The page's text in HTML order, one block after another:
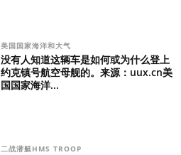
美国国家海洋和大气
没有人知道这辆车是如何或为什么登上
约克镇号航空母舰的。来源：uux.cn美
国国家海洋...
二战潜艇HMS TROOP